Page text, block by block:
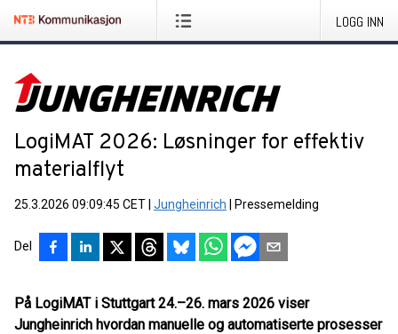
LOGG INN
LogiMAT 2026: Løsninger for effektiv
materialflyt
25.3.2026 09:09:45 CET Jungheinrich Pressemelding
Del
På LogiMAT i Stuttgart 24.–26. mars 2026 viser
Jungheinrich hvordan manuelle og automatiserte prosesser